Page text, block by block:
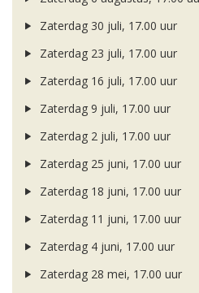
Zaterdag 30 juli, 17.00 uur
Zaterdag 23 juli, 17.00 uur
Zaterdag 16 juli, 17.00 uur
Zaterdag 9 juli, 17.00 uur
Zaterdag 2 juli, 17.00 uur
Zaterdag 25 juni, 17.00 uur
Zaterdag 18 juni, 17.00 uur
Zaterdag 11 juni, 17.00 uur
Zaterdag 4 juni, 17.00 uur
Zaterdag 28 mei, 17.00 uur